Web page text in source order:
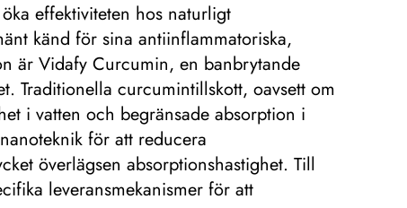
effektiviteten hos naturligt
känd för sina antiinflammatoriska,
är Vidafy Curcumin, en banbrytande
Traditionella curcumintillskott, oavsett om
i vatten och begränsade absorption i
för att reducera
överlägsen absorptionshastighet. Till
leveransmekanismer för att